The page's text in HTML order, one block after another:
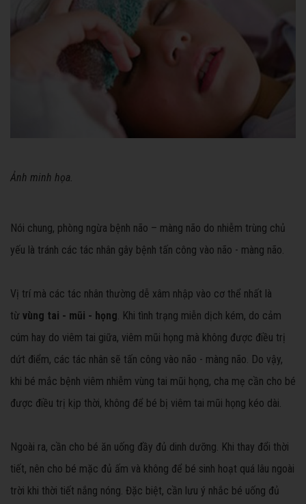
Ảnh minh họa.
Nói chung, phòng ngừa bệnh não – màng não do nhiễm trùng chủ
yếu là tránh các tác nhân gây bệnh tấn công vào não - màng não.
Vị trí mà các tác nhân thường dễ xâm nhập vào cơ thể nhất là
từ vùng tai - mũi - họng. Khi tình trạng miễn dịch kém, do cảm
cúm hay do viêm tai giữa, viêm mũi họng mà không được điều trị
dứt điểm, các tác nhân sẽ tấn công vào não - màng não. Do vậy,
khi bé mắc bệnh viêm nhiễm vùng tai mũi họng, cha mẹ cần cho bé
được điều trị kịp thời, không để bé bị viêm tai mũi họng kéo dài.
Ngoài ra, cần cho bé ăn uống đầy đủ dinh dưỡng. Khi thay đổi thời
tiết, nên cho bé mặc đủ ấm và không để bé sinh hoạt quá lâu ngoài
trời khi thời tiết nắng nóng. Đặc biệt, cần lưu ý nhắc bé uống đủ